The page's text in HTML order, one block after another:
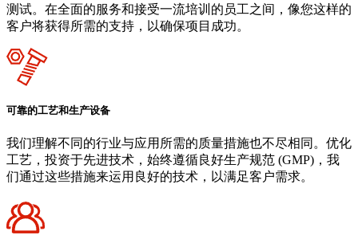
测试。在全面的服务和接受一流培训的员工之间，像您这样的
客户将获得所需的支持，以确保项目成功。
可靠的工艺和生产设备
我们理解不同的行业与应用所需的质量措施也不尽相同。优化
工艺，投资于先进技术，始终遵循良好生产规范 (GMP)，我
们通过这些措施来运用良好的技术，以满足客户需求。